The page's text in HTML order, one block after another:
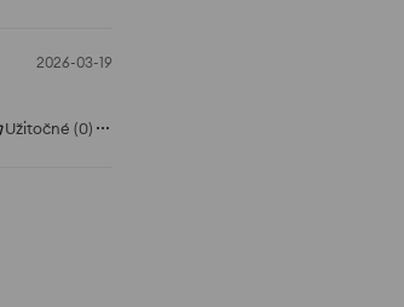
2026-03-19
Užitočné (0)